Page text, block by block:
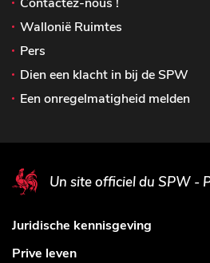
Wallonië Ruimtes
Pers
Dien een klacht in bij de SPW
Een onregelmatigheid melden
Un site officiel du SPW -
Juridische kennisgeving
Prive leven